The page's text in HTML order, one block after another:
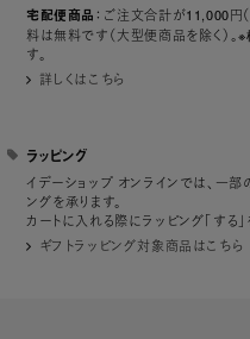
宅配便商品 ：ご注文合計が11,000円
料は無料です（大型便商品を除く）。
す。
詳しくはこちら
ラッピング
イデーショップ オンラインでは、一
ングを承ります。
カートに入れる際にラッピング「する」
ギフトラッピング対象商品はこちら